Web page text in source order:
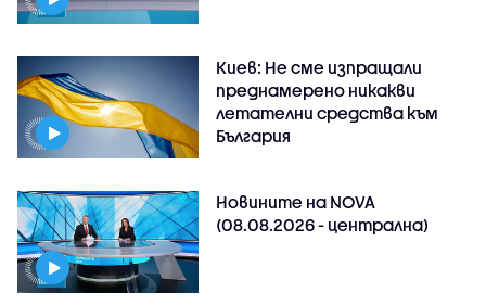
Киев: Не сме изпращали
преднамерено никакви
летателни средства към
България
Новините на NOVA
(08.08.2026 - централна)